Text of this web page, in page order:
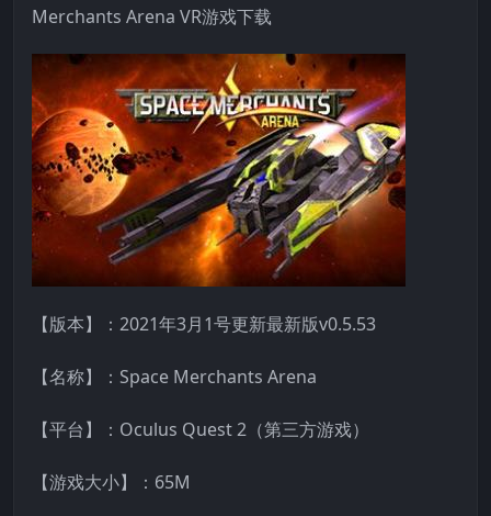
Merchants Arena VR游戏下载
【版本】：2021年3月1号更新最新版v0.5.53
【名称】：Space Merchants Arena
【平台】：Oculus Quest 2（第三方游戏）
【游戏大小】：65M